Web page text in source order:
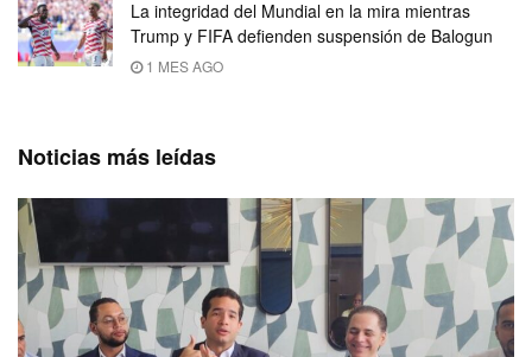
La integridad del Mundial en la mira mientras
Trump y FIFA defienden suspensión de Balogun
1 MES AGO
Noticias más leídas